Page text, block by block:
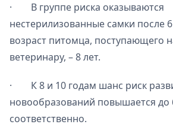
· В группе риска оказываются
нестерилизованные самки после
возраст питомца, поступающего
ветеринару, – 8 лет.
· К 8 и 10 годам шанс риск
новообразований повышается до
соответственно.